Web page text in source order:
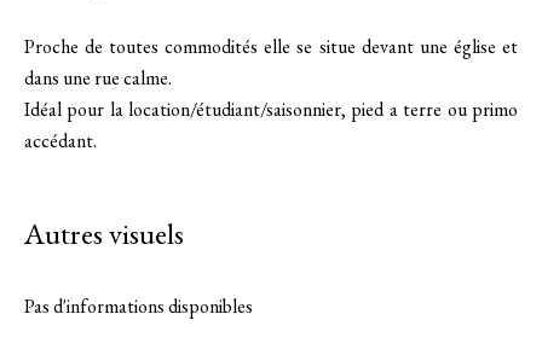
Proche de toutes commodités elle se situe devant une église et
dans une rue calme.
Idéal pour la location/étudiant/saisonnier, pied a terre ou primo
accédant.
Autres visuels
Pas d'informations disponibles